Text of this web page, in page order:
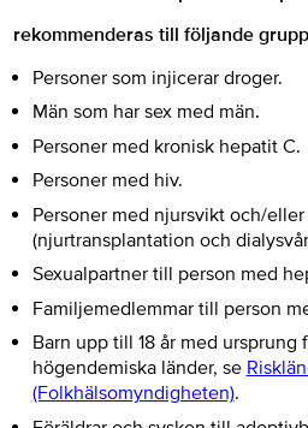
rekommenderas till följande
Personer som injicerar droger.
Män som har sex med män.
Personer med kronisk hepatit C.
Personer med hiv.
Personer med njursvikt och/
(njurtransplantation och
Sexualpartner till person med
Familjemedlemmar till person
Barn upp till 18 år med ursprung
högendemiska länder, se
(Folkhälsomyndigheten).